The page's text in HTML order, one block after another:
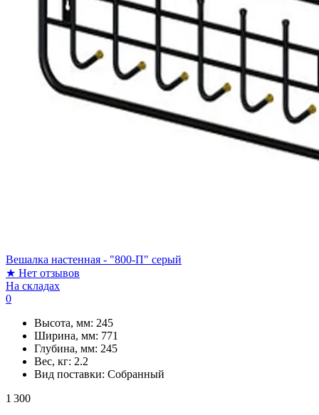
Вешалка настенная - "800-П" серый
★ Нет отзывов
На складах
0
Высота, мм: 245
Ширина, мм: 771
Глубина, мм: 245
Вес, кг: 2.2
Вид поставки: Собранный
1 300